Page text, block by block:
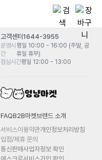
고객센터1644-3955
운영시
간
평일 10:00 - 16:00 (주말, 공
휴일 휴무)
점심시간평일 12:00 - 13:00
FAQB2B마켓 브랜드 소개
서비스이용약관개인정보처리방침
입점/제휴 문의
통신판매사업자정보 확인
에스크로서비스가입 확인